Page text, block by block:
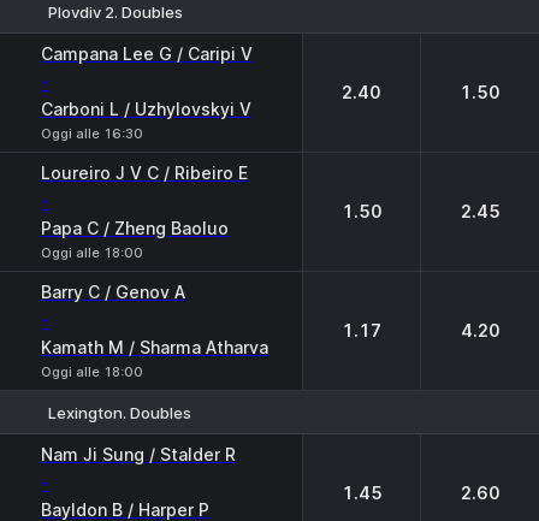
Plovdiv 2. Doubles
Campana Lee G / Caripi V
-
Carboni L / Uzhylovskyi V
Oggi alle 16:30
2.40 1.50
Loureiro J V C / Ribeiro E
-
Papa C / Zheng Baoluo
Oggi alle 18:00
1.50 2.45
Barry C / Genov A
-
Kamath M / Sharma Atharva
Oggi alle 18:00
1.17 4.20
Lexington. Doubles
Nam Ji Sung / Stalder R
-
Bayldon B / Harper P
1.45 2.60